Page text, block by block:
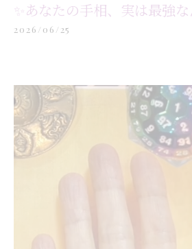
✨あなたの手相、実は最強な
2026/06/25